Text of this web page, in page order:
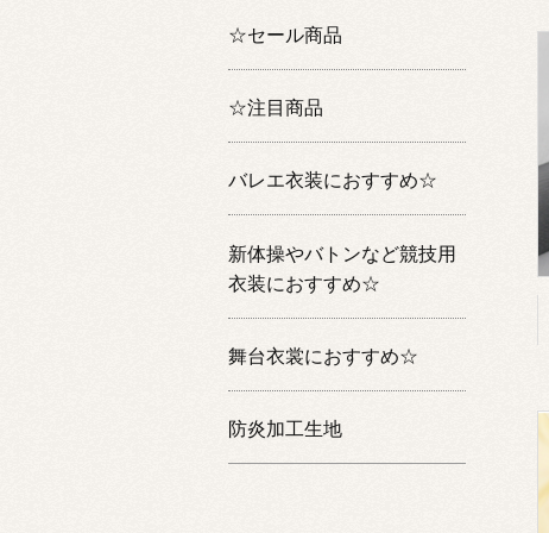
☆セール商品
☆注目商品
バレエ衣装におすすめ☆
新体操やバトンなど競技用
衣装におすすめ☆
舞台衣裳におすすめ☆
防炎加工生地